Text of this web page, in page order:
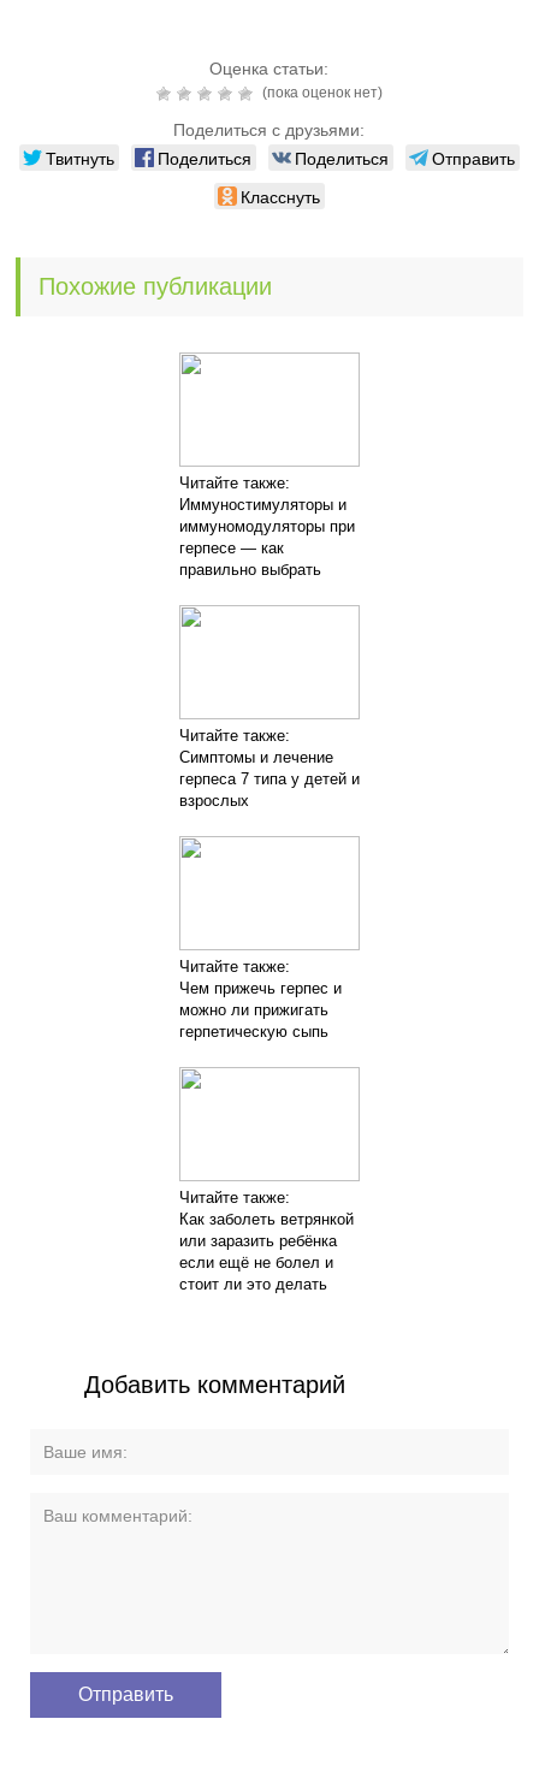
Оценка статьи:
(пока оценок нет)
Поделиться с друзьями:
Твитнуть Поделиться Поделиться
Отправить
Класснуть
Похожие публикации
Читайте также:
Иммуностимуляторы и
иммуномодуляторы при
герпесе — как
правильно выбрать
Читайте также:
Симптомы и лечение
герпеса 7 типа у детей и
взрослых
Читайте также:
Чем прижечь герпес и
можно ли прижигать
герпетическую сыпь
Читайте также:
Как заболеть ветрянкой
или заразить ребёнка
если ещё не болел и
стоит ли это делать
Добавить комментарий